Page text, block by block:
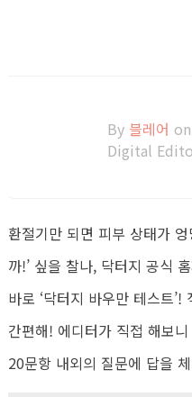
By 블레어
Digital
환절기만 되면 피부 상태가
까!’ 싶을 찰나, 닥터지 공식
바로 ‘닥터지 바우만 테스트
간편해! 에디터가 직접 해보
20문항 내외의 질문에 답을